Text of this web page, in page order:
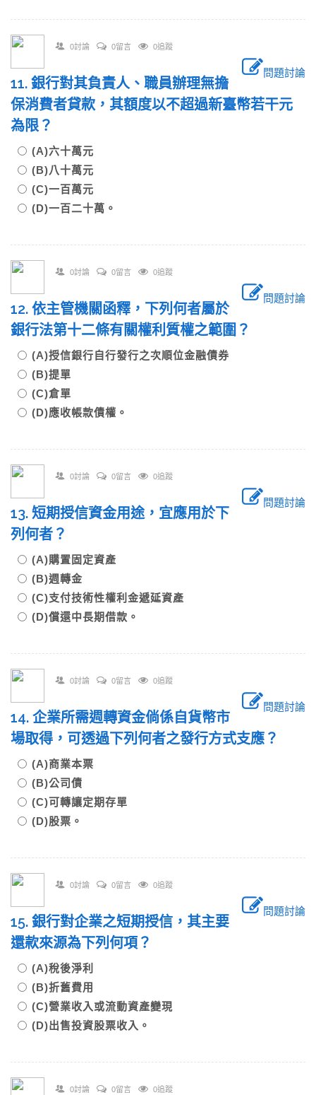
0討論 0留言 0追蹤
問題討論
11. 銀行對其負責人、職員辦理無擔
保消費者貸款，其額度以不超過新臺幣若干元
為限？
(A)六十萬元
(B)八十萬元
(C)一百萬元
(D)一百二十萬。
0討論 0留言 0追蹤
問題討論
12. 依主管機關函釋，下列何者屬於
銀行法第十二條有關權利質權之範圍？
(A)授信銀行自行發行之次順位金融債券
(B)提單
(C)倉單
(D)應收帳款債權。
0討論 0留言 0追蹤
問題討論
13. 短期授信資金用途，宜應用於下
列何者？
(A)購置固定資產
(B)週轉金
(C)支付技術性權利金遞延資產
(D)償還中長期借款。
0討論 0留言 0追蹤
問題討論
14. 企業所需週轉資金倘係自貨幣市
場取得，可透過下列何者之發行方式支應？
(A)商業本票
(B)公司債
(C)可轉讓定期存單
(D)股票。
0討論 0留言 0追蹤
問題討論
15. 銀行對企業之短期授信，其主要
還款來源為下列何項？
(A)稅後淨利
(B)折舊費用
(C)營業收入或流動資產變現
(D)出售投資股票收入。
0討論 0留言 0追蹤